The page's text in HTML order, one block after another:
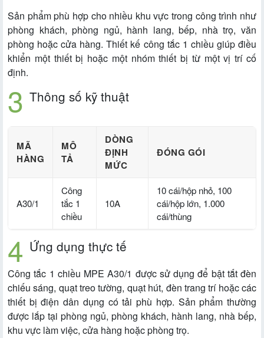
Sản phẩm phù hợp cho nhiều khu vực trong công trình như
phòng khách, phòng ngủ, hành lang, bếp, nhà trọ, văn
phòng hoặc cửa hàng. Thiết kế công tắc 1 chiều giúp điều
khiển một thiết bị hoặc một nhóm thiết bị từ một vị trí cố
định.
Thông số kỹ thuật
MÃ
HÀNG
MÔ
TẢ
DÒNG
ĐỊNH
MỨC
ĐÓNG GÓI
A30/1
Công
tắc 1
chiều
10A
10 cái/hộp nhỏ, 100
cái/hộp lớn, 1.000
cái/thùng
Ứng dụng thực tế
Công tắc 1 chiều MPE A30/1 được sử dụng để bật tắt đèn
chiếu sáng, quạt treo tường, quạt hút, đèn trang trí hoặc các
thiết bị điện dân dụng có tải phù hợp. Sản phẩm thường
được lắp tại phòng ngủ, phòng khách, hành lang, nhà bếp,
khu vực làm việc, cửa hàng hoặc phòng trọ.